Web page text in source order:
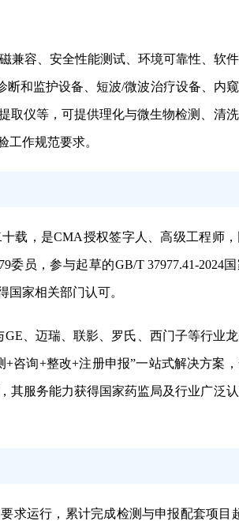
磁兼容、安全性能测试、环境可靠性、软
断和监护设备、短波/微波治疗设备、内
仪等，可提供理化与微生物检测、清洗
工作规范要求。
载，是CMA授权签字人、高级工程师
员，参与起草的GB/T 37977.41-2024
国家相关部门认可。
GE、迈瑞、联影、罗氏、西门子等行业
咨询+整改+注册申报”一站式解决方案
其服务能力获得国家药监局及行业广泛
求运行，累计完成检测与申报配套项目